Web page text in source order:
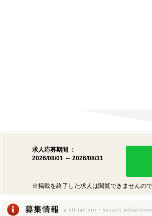
求人応募期間 ：
2026/08/01 ～ 2026/08/31
※掲載を終了した求人は閲覧できませんの